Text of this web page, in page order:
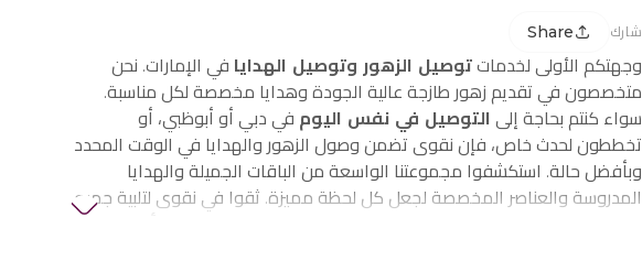
شارك Share
وجهتكم الأولى لخدمات توصيل الزهور وتوصيل الهدايا في الإمارات. نحن
متخصصون في تقديم زهور طازجة عالية الجودة وهدايا مخصصة لكل مناسبة.
سواء كنتم بحاجة إلى التوصيل في نفس اليوم في دبي أو أبوظبي، أو
تخططون لحدث خاص، فإن نقوى تضمن وصول الزهور والهدايا في الوقت المحدد
وبأفضل حالة. استكشفوا مجموعتنا الواسعة من الباقات الجميلة والهدايا
المدروسة والعناصر المخصصة لجعل كل لحظة مميزة. ثقوا في نقوى لتلبية جميع